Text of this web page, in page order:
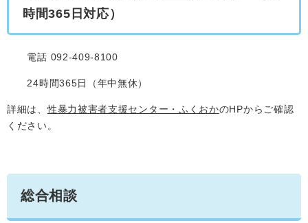
時間365日対応）
電話 092-409-8100
24時間365日（年中無休）
詳細は、性暴力被害者支援センター・ふくおかのHPからご確認
ください。
総合相談